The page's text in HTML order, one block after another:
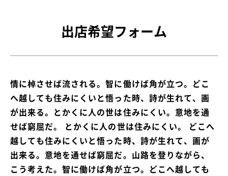
出店希望フォーム
情に棹させば流される。智に働けば角が立つ。どこ
へ越しても住みにくいと悟った時、詩が生れて、画
が出来る。とかくに人の世は住みにくい。意地を通
せば窮屈だ。 とかくに人の世は住みにくい。 どこへ
越しても住みにくいと悟った時、詩が生れて、画が
出来る。意地を通せば窮屈だ。山路を登りながら、
こう考えた。智に働けば角が立つ。どこへ越しても